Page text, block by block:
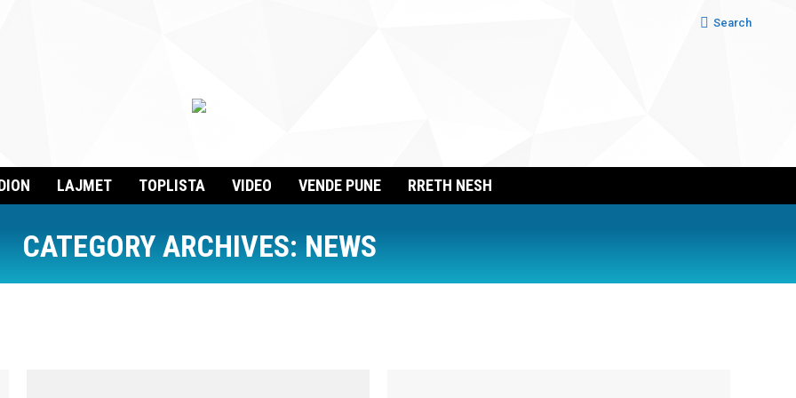
Search:
Search
LAJMET TOPLISTA VIDEO VENDE PUNE RRETH NESH
CATEGORY ARCHIVES:NEWS